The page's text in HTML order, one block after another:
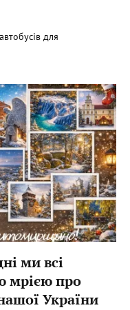
для
ми всі
мрією про
України